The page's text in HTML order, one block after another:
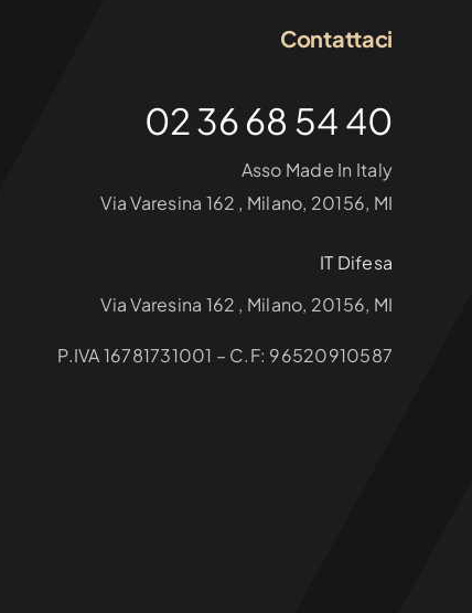
Contattaci
02 36 68 54 40
Asso Made In Italy
Via Varesina 162 , Milano, 20156, MI
IT Difesa
Via Varesina 162 , Milano, 20156, MI
P.IVA 16781731001 – C.F: 96520910587